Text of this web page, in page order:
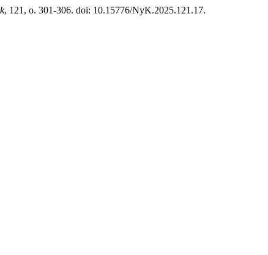
, 121, o. 301-306. doi: 10.15776/NyK.2025.121.17.